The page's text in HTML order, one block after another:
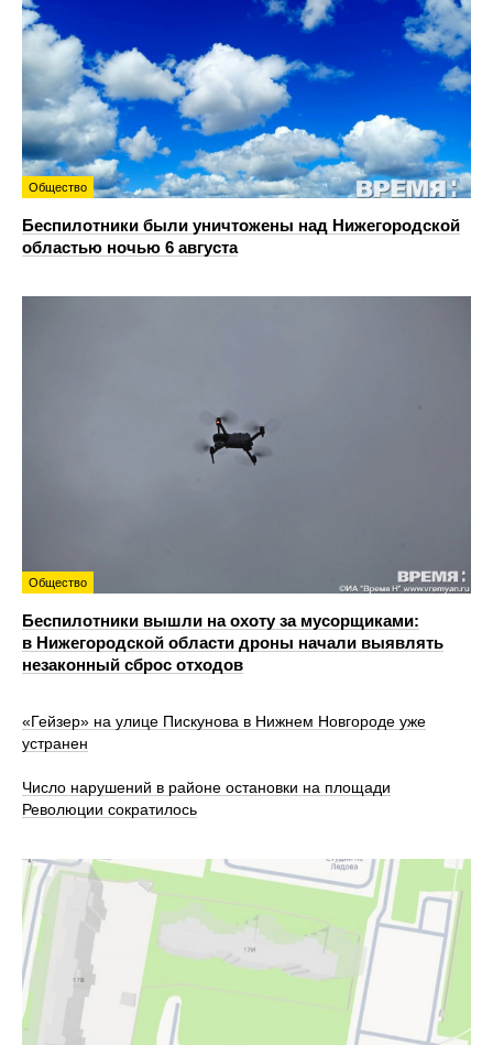
Общество
Беспилотники были уничтожены над Нижегородской
областью ночью 6 августа
Общество
Беспилотники вышли на охоту за мусорщиками:
в Нижегородской области дроны начали выявлять
незаконный сброс отходов
«Гейзер» на улице Пискунова в Нижнем Новгороде уже
устранен
Число нарушений в районе остановки на площади
Революции сократилось